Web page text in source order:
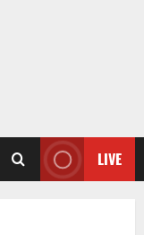
LIVE